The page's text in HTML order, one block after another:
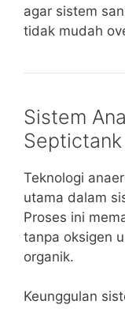
agar sistem
tidak mudah
Sistem
Septictank
Teknologi
utama dalam
Proses ini
tanpa oksigen
organik.
Keunggulan